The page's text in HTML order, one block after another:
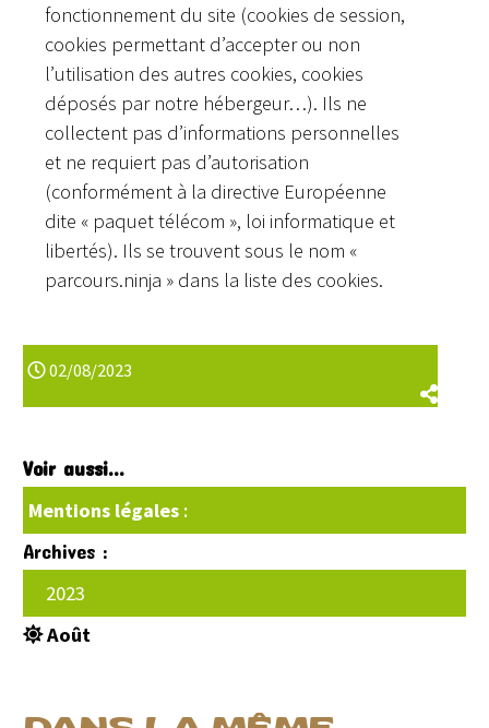
fonctionnement du site (cookies de session,
cookies permettant d’accepter ou non
l’utilisation des autres cookies, cookies
déposés par notre hébergeur…). Ils ne
collectent pas d’informations personnelles
et ne requiert pas d’autorisation
(conformément à la directive Européenne
dite « paquet télécom », loi informatique et
libertés). Ils se trouvent sous le nom «
parcours.ninja » dans la liste des cookies.
02/08/2023
Voir aussi...
Mentions légales :
Archives :
2023
Août